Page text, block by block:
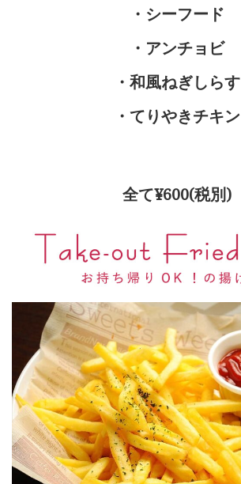
・シーフード
・アンチョビ
・和風ねぎしらす
・てりやきチキン
全て¥600(税別)